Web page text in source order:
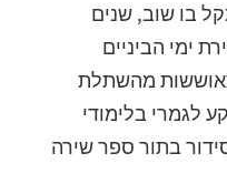
בו שוב, שנים
ימי הביניים
מהשתלת
לגמרי בלימודי
בתור ספר שירה